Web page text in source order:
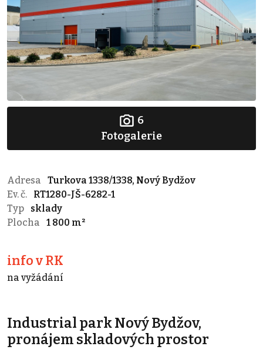
6
Fotogalerie
Adresa
Turkova 1338/1338, Nový Bydžov
Ev. č.
RT1280-JŠ-6282-1
Typ
sklady
Plocha
1 800 m²
info v RK
na vyžádání
Industrial park Nový Bydžov,
pronájem skladových prostor